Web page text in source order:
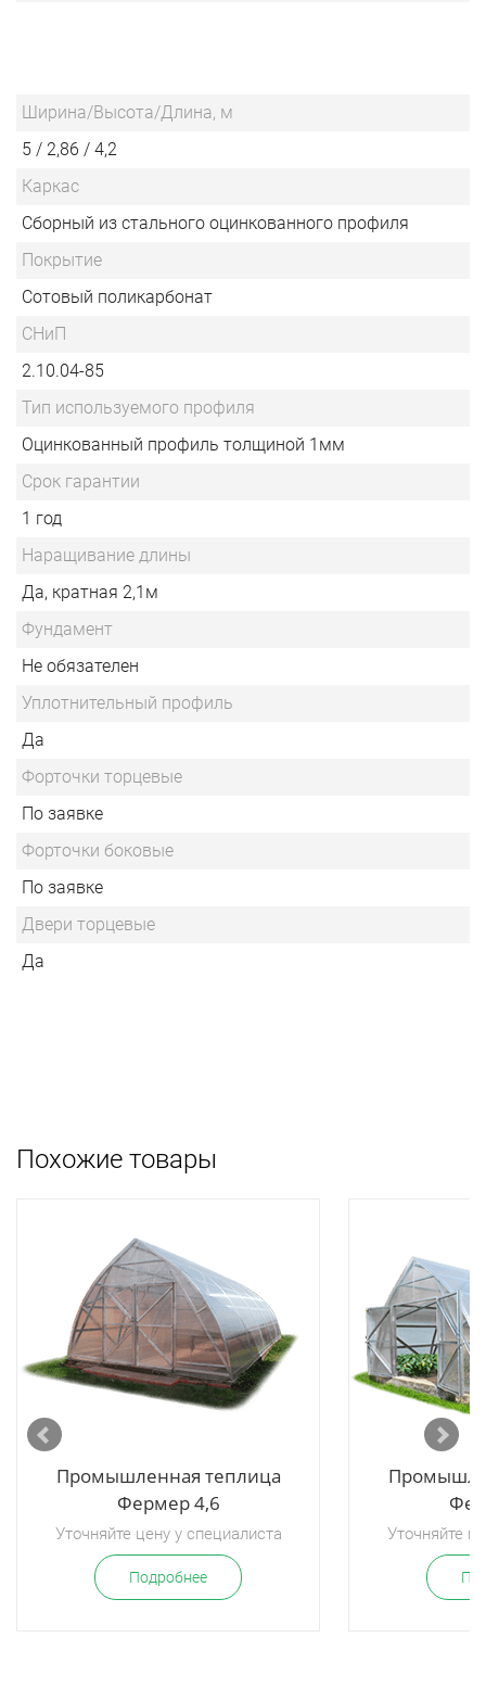
Ширина/Высота/Длина, м
5 / 2,86 / 4,2
Каркас
Сборный из стального оцинкованного профиля
Покрытие
Сотовый поликарбонат
СНиП
2.10.04-85
Тип используемого профиля
Оцинкованный профиль толщиной 1мм
Срок гарантии
1 год
Наращивание длины
Да, кратная 2,1м
Фундамент
Не обязателен
Уплотнительный профиль
Да
Форточки торцевые
По заявке
Форточки боковые
По заявке
Двери торцевые
Да
Похожие товары
Промышленная теплица
Фермер 4,6
Уточняйте цену у специалиста
Подробнее
Уточняйте